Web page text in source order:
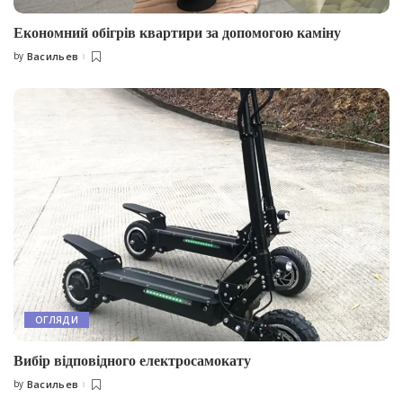
Економний обігрів квартири за допомогою каміну
Posted
by Васильев
ОГЛЯДИ
Вибір відповідного електросамокату
Posted
by Васильев